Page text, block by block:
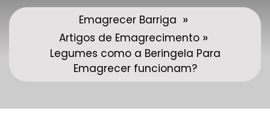
Emagrecer Barriga »
Artigos de Emagrecimento »
Legumes como a Beringela Para
Emagrecer funcionam?